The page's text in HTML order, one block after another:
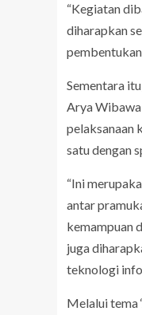
“Kegiatan
diharapkan
Sementara
Arya Wibawa
pelaksanaan
satu dengan
“Ini
antar
kemampuan
juga
teknologi
Melalui tema